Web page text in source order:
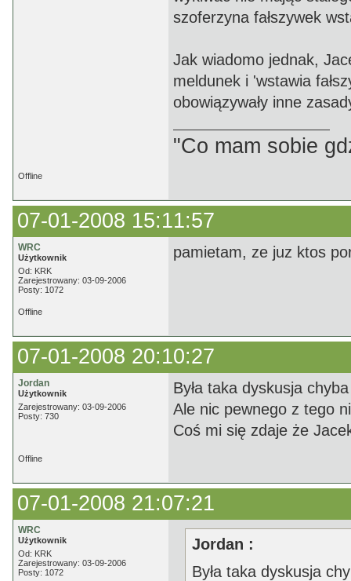
szoferzyna fałszywek
Jak wiadomo jednak,
meldunek i 'wstawia
obowiązywały inne
"Co mam sobie
Offline
07-01-2008 15:11:57
WRC
Użytkownik
Od: KRK
Zarejestrowany: 03-09-2006
Posty: 1072
pamietam, ze juz ktos
Offline
07-01-2008 20:10:27
Jordan
Użytkownik
Zarejestrowany: 03-09-2006
Posty: 730
Była taka dyskusja
Ale nic pewnego z tego
Coś mi się zdaje że
Offline
07-01-2008 21:07:21
WRC
Użytkownik
Od: KRK
Zarejestrowany: 03-09-2006
Posty: 1072
Jordan :
Była taka dyskusja